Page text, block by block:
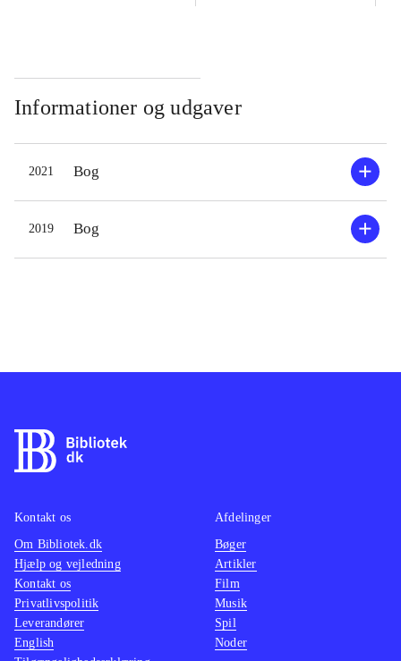
Informationer og udgaver
2021 Bog
2019 Bog
Kontakt os
Om Bibliotek.dk
Hjælp og vejledning
Kontakt os
Privatlivspolitik
Leverandører
English
Afdelinger
Bøger
Artikler
Film
Musik
Spil
Noder